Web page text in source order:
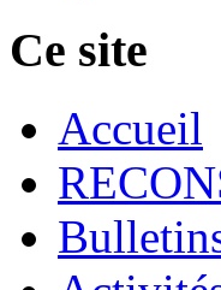
Ce site
Accueil